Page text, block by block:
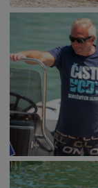
Rekonštrukcia
Turizmus
Slnečné jazerá
Zdravotníctvo
Dobrovoľníctvo
Rady a tipy
Benefícia
Deti a rodina